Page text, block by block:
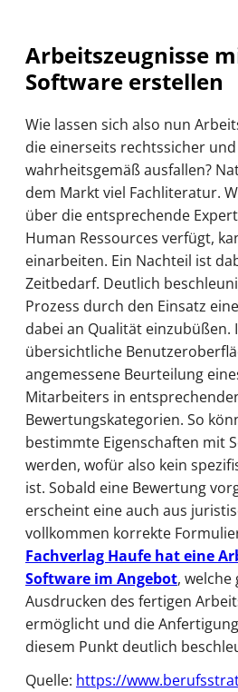
Arbeitszeugnisse
Software erstellen
Wie lassen sich also nun
die einerseits rechtssicher
wahrheitsgemäß ausfallen?
dem Markt viel Fachliteratur.
über die entsprechende
Human Ressources verfügt,
einarbeiten. Ein Nachteil ist
Zeitbedarf. Deutlich
Prozess durch den Einsatz
dabei an Qualität einzubüßen.
übersichtliche
angemessene Beurteilung
Mitarbeiters in
Bewertungskategorien. So
bestimmte Eigenschaften mit
werden, wofür also kein
ist. Sobald eine Bewertung
erscheint eine auch aus
vollkommen korrekte
Fachverlag Haufe hat eine
Software im Angebot, welche
Ausdrucken des fertigen
ermöglicht und die
diesem Punkt deutlich
Quelle: https://